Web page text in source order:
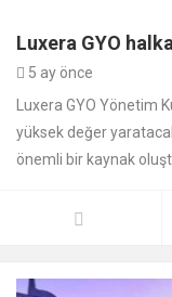
Luxera GYO
5 ay önce
Luxera GYO Yönetim
yüksek değer
önemli bir kaynak